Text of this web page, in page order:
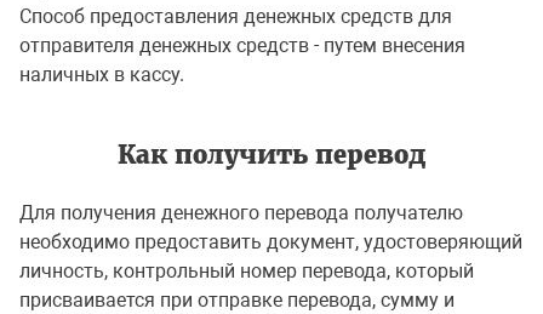
Способ предоставления денежных средств для
отправителя денежных средств - путем внесения
наличных в кассу.
Как получить перевод
Для получения денежного перевода получателю
необходимо предоставить документ, удостоверяющий
личность, контрольный номер перевода, который
присваивается при отправке перевода, сумму и